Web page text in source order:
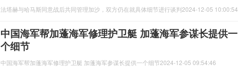
法塔赫与哈马斯同意战后共同管理加沙，双方仍在就具体细节进行谈判2024-12-05 10:00:54
中国海军帮加蓬海军修理护卫艇 加蓬海军参谋长提供一
个细节
中国海军帮加蓬海军修理护卫艇 加蓬海军参谋长提供一个细节2024-12-05 09:54:46